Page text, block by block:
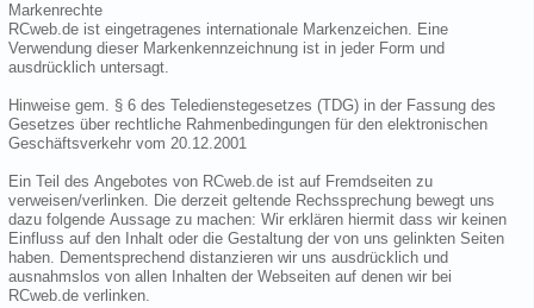
Markenrechte
RCweb.de ist eingetragenes internationale Markenzeichen. Eine
Verwendung dieser Markenkennzeichnung ist in jeder Form und
ausdrücklich untersagt.
Hinweise gem. § 6 des Teledienstegesetzes (TDG) in der Fassung des
Gesetzes über rechtliche Rahmenbedingungen für den elektronischen
Geschäftsverkehr vom 20.12.2001
Ein Teil des Angebotes von RCweb.de ist auf Fremdseiten zu
verweisen/verlinken. Die derzeit geltende Rechssprechung bewegt uns
dazu folgende Aussage zu machen: Wir erklären hiermit dass wir keinen
Einfluss auf den Inhalt oder die Gestaltung der von uns gelinkten Seiten
haben. Dementsprechend distanzieren wir uns ausdrücklich und
ausnahmslos von allen Inhalten der Webseiten auf denen wir bei
RCweb.de verlinken.